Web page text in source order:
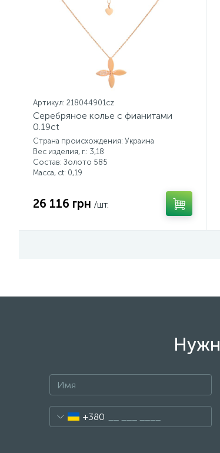
Артикул: 218044901cz
Серебряное колье с фианитами
0.19ct
Страна происхождения: Украина
Вес изделия, г.: 3,18
Состав: Золото 585
Масса, ct: 0,19
26 116 грн /шт.
+380